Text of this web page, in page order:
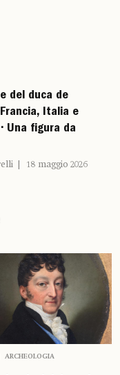
del duca de
Italia e
Una figura da
18 maggio 2026
ARCHEOLOGIA